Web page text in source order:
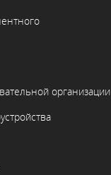
организации